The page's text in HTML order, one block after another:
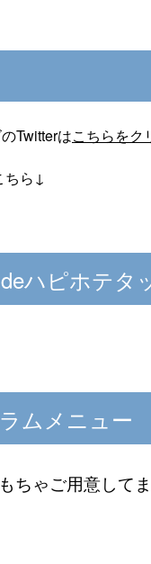
Twitterはこちらをク
ちら↓
ハピホテタ
ムメニュー
ちゃご用意して